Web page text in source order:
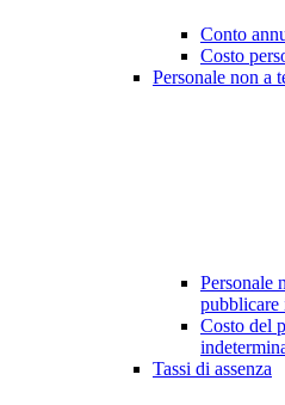
Conto
Costo
Personale non a
Personale
pubblicare
Costo del
Tassi di assenza